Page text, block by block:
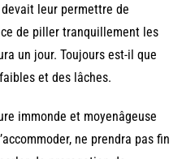
leur permettre de
de piller tranquillement les
un jour. Toujours est-il que
et des lâches.
immonde et moyenâgeuse
ne prendra pas fin